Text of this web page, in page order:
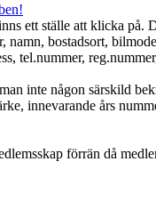
ett ställe att klicka
namn, bostadsort,
tel.nummer,
inte någon särskild
innevarande års
förrän då